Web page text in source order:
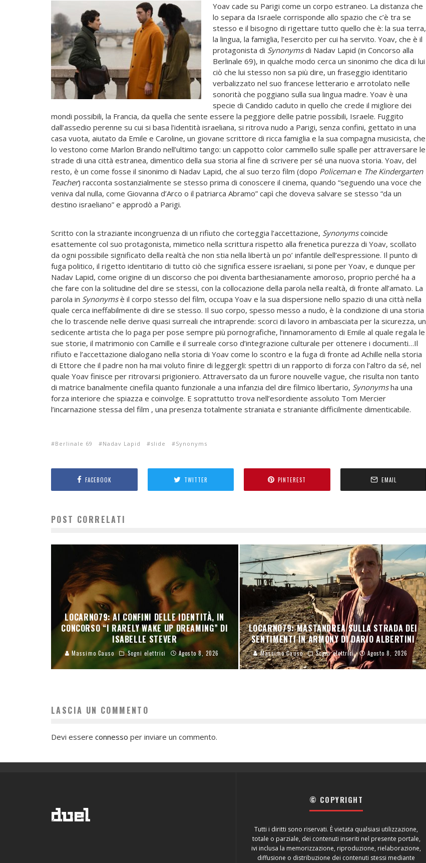
Yoav cade su Parigi come un corpo estraneo. La distanza che
lo separa da Israele corrisponde allo spazio che c’è tra se
stesso e il bisogno di rigettare tutto quello che è: la sua terra,
la lingua, la famiglia, l’esercito per cui ha servito. Yoav, che è il
protagonista di Synonymsdi Nadav Lapid (in Concorso alla
Berlinale 69), in qualche modo cerca un sinonimo che dica di lui
ciò che lui stesso non sa più dire, un fraseggio identitario
verbalizzato nel suo francese letterario e arrotolato nelle
sonorità che poggiano sulla sua lingua madre. Yoav è una
specie di Candido caduto in quello che crede il migliore dei
mondi possibili, la Francia, da quella che sente essere la peggiore delle patrie possibili, Israele. Fuggito
dall’assedio perenne su cui si basa l’identità israeliana, si ritrova nudo a Parigi, senza confini, gettato in una
casa vuota, aiutato da Emile e Caroline, un giovane scrittore di ricca famiglia e la sua compagna musicista, che
lo vestono come Marlon Brando nell’ultimo tango: un cappotto color cammello sulle spalle per attraversare le
strade di una città estranea, dimentico della sua storia al fine di scrivere per sé una nuova storia. Yoav, del
resto, è un come fosse il sinonimo di Nadav Lapid, che al suo terzo film (dopo Policemane The Kindergarten
Teacher) racconta sostanzialmente se stesso prima di conoscere il cinema, quando “seguendo una voce che
veniva dal nulla, come Giovanna d’Arco o il patriarca Abramo” capì che doveva salvare se stesso “da un
destino israeliano” e approdò a Parigi.
Scritto con la straziante incongruenza di un rifiuto che corteggia l’accettazione, Synonymscoincide
esattemente col suo protagonista, mimetico nella scrittura rispetto alla frenetica purezza di Yoav, scollato
da ogni possibile significato della realtà che non stia nella libertà un po’ infantile dell’espressione. Il punto di
fuga politico, il rigetto identitario di tutto ciò che significa essere israeliani, si pone per Yoav, e dunque per
Nadav Lapid, come origine di un discorso che poi diventa barthesianamente amoroso, proprio perché ha a
che fare con la solitudine del dire se stessi, con la collocazione della parola nella realtà, di fronte all’amato. La
parola in Synonymsè il corpo stesso del film, occupa Yoav e la sua dispersione nello spazio di una città nella
quale cerca ineffabilmente di dire se stesso. Il suo corpo, spesso messo a nudo, è la condizione di una storia
che lo trascende nelle derive quasi surreali che intraprende: scorci di lavoro in ambasciata per la sicurezza, un
sedicente artista che lo paga per pose sempre più pornografiche, l’innamoramento di Emile al quale regala le
sue storie, il matrimonio con Camille e il surreale corso d’integrazione culturale per ottenere i documenti…Il
rifiuto e l’accettazione dialogano nella storia di Yoav come lo scontro e la fuga di fronte ad Achille nella storia
di Ettore che il padre non ha mai voluto finire di leggergli: spettri di un rapporto di forza con l’altro da sé, nel
quale Yoav finisce per ritrovarsi prigioniero. Attraversato da un furore nouvelle vague, che risulta non tanto
di matrice banalmente cinefila quanto funzionale a una infanzia del dire filmico libertario, Synonymsha una
forza interiore che spiazza e coinvolge. E soprattutto trova nell’esordiente assoluto Tom Mercier
l’incarnazione stessa del film , una presenza totalmente straniata e straniante difficilmente dimenticabile.
Berlinale 69 Nadav Lapid slide Synonyms
FACEBOOK TWITTER PINTEREST EMAIL
POST CORRELATI
LOCARNO79: AI CONFINI DELLE IDENTITÀ, IN
CONCORSO “I RARELY WAKE UP DREAMING” DI
ISABELLE STEVER
Massimo Causo Sogni elettrici Agosto 8, 2026
LOCARNO79: MASTANDREA SULLA STRADA DEI
SENTIMENTI IN ARMONY DI DARIO ALBERTINI
Massimo Causo Sogni elettrici Agosto 8, 2026
LASCIA UN COMMENTO
Devi essere connesso per inviare un commento.
© COPYRIGHT
Tutti i diritti sono riservati. È vietata qualsiasi utilizzazione,
totale o parziale, dei contenuti inseriti nel presente portale,
ivi inclusa la memorizzazione, riproduzione, rielaborazione,
diffusione o distribuzione dei contenuti stessi mediante